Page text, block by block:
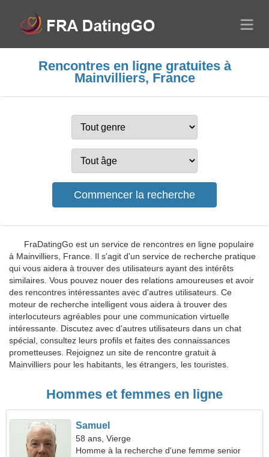
Rencontres en ligne gratuites à
Mainvilliers, France
FraDatingGo est un service de rencontres en ligne populaire
à Mainvilliers, France. Il s'agit d'un service de recherche pratique
qui vous aidera à trouver des utilisateurs ayant des intérêts
similaires. Vous pouvez nouer des relations amoureuses et avoir
des rencontres intéressantes avec d'autres utilisateurs. Ce
moteur de recherche intelligent vous aidera à trouver des
interlocuteurs agréables pour une communication virtuelle
intéressante. Discutez avec d'autres utilisateurs dans un chat
spécial, consultez leurs profils et faites des connaissances
prometteuses. Rejoignez un site de rencontre gratuit à
Mainvilliers pour les habitants, les étrangers, les touristes.
Hommes et femmes en ligne
Samuel
58 ans, Vierge
Homme à la recherche d'une femme senior